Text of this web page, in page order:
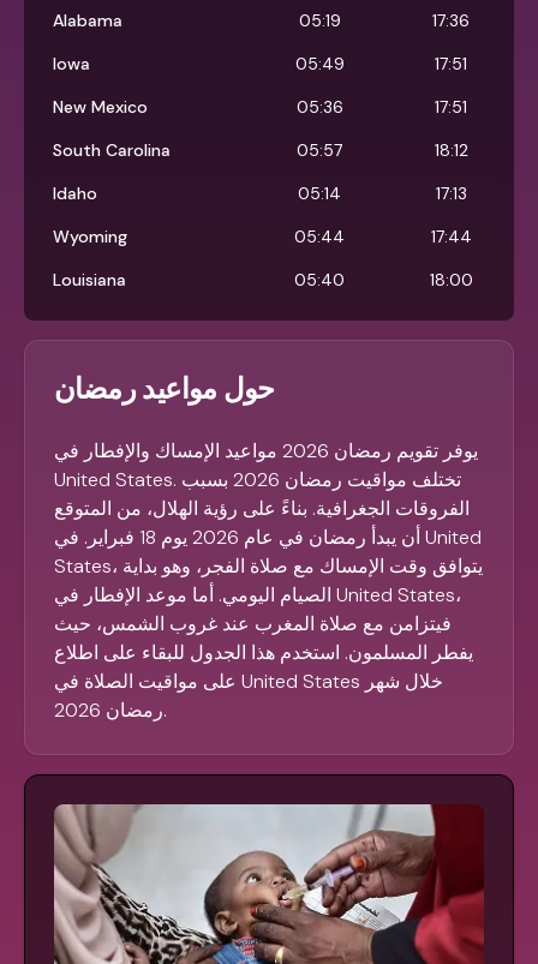
Alabama
05:19
17:36
Iowa
05:49
17:51
New Mexico
05:36
17:51
South Carolina
05:57
18:12
Idaho
05:14
17:13
Wyoming
05:44
17:44
Louisiana
05:40 18:00
حول مواعيد رمضان
يوفر تقويم رمضان 2026 مواعيد الإمساك والإفطار في
United States. تختلف مواقيت رمضان 2026 بسبب
الفروقات الجغرافية. بناءً على رؤية الهلال، من المتوقع
أن يبدأ رمضان في عام 2026 يوم 18 فبراير. في United
States، يتوافق وقت الإمساك مع صلاة الفجر، وهو بداية
الصيام اليومي. أما موعد الإفطار في United States،
فيتزامن مع صلاة المغرب عند غروب الشمس، حيث
يفطر المسلمون. استخدم هذا الجدول للبقاء على اطلاع
على مواقيت الصلاة في United States خلال شهر
رمضان 2026.